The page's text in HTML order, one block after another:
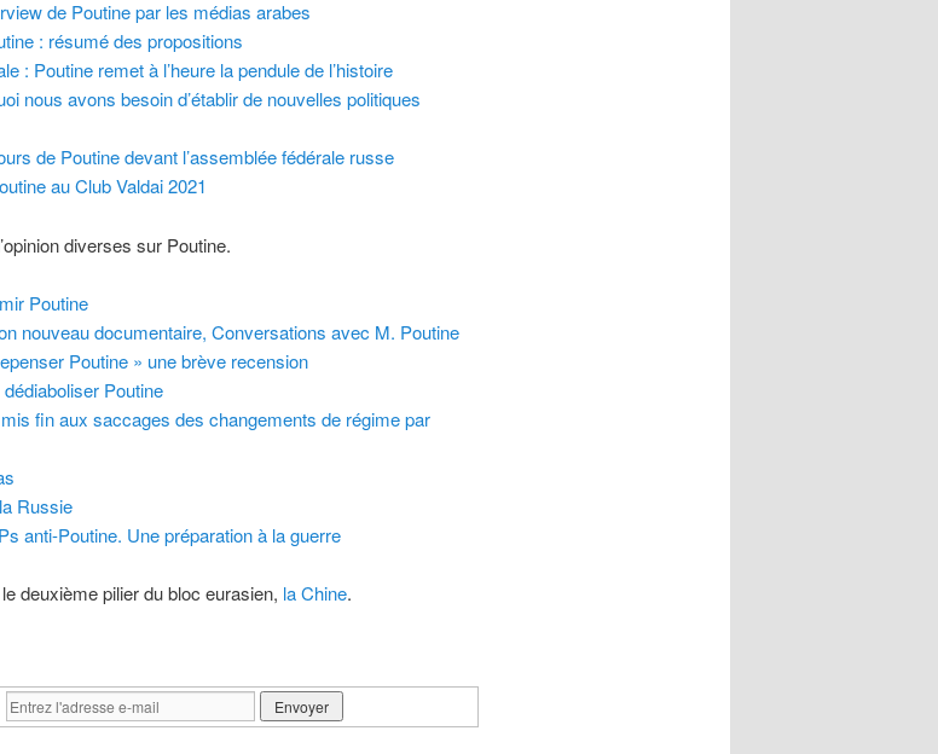
de Poutine par les médias arabes
: résumé des propositions
: Poutine remet à l’heure la pendule de l’histoire
nous avons besoin d’établir de nouvelles politiques
de Poutine devant l’assemblée fédérale russe
au Club Valdai 2021
diverses sur Poutine.
Poutine
nouveau documentaire, Conversations avec M. Poutine
Poutine » une brève recension
Poutine
mis fin aux saccages des changements de régime par
Russie
anti-Poutine. Une préparation à la guerre
deuxième pilier du bloc eurasien, la Chine.